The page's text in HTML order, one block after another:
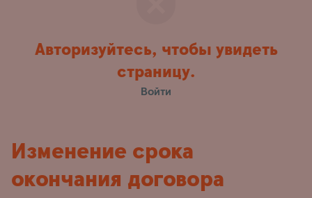
Авторизуйтесь, чтобы увидеть
страницу.
Войти
Изменение срока
окончания договора